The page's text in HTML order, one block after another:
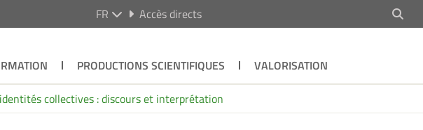
FR Accès directs
PRODUCTIONS SCIENTIFIQUES
VALORISATION
collectives : discours et interprétation